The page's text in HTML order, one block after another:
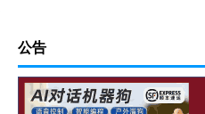
公告